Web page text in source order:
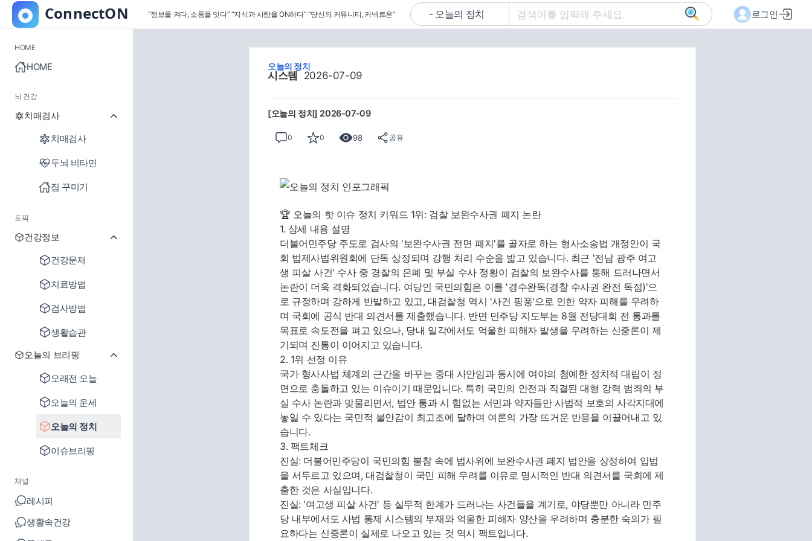
“정보를 켜다, 소통을 잇다” “지식과 사람을 ON하다” “당신의 커뮤니티, 커넥트온” 로그인
HOME
HOME
뇌 건강
치매검사
치매검사
두뇌 비타민
집 꾸미기
토픽
건강정보
건강문제
치료방법
검사방법
생활습관
오늘의 브리핑
오래전 오늘
오늘의 운세
오늘의 정치
이슈브리핑
채널
레시피
생활속건강
오늘의 정치
시스템 2026-07-09
[오늘의 정치] 2026-07-09
0 0 98 공유
🏆 오늘의 핫 이슈 정치 키워드 1위: 검찰 보완수사권 폐지 논란
1. 상세 내용 설명
더불어민주당 주도로 검사의 '보완수사권 전면 폐지'를 골자로 하는 형사소송법 개정안이 국
회 법제사법위원회에 단독 상정되며 강행 처리 수순을 밟고 있습니다. 최근 '전남 광주 여고
생 피살 사건' 수사 중 경찰의 은폐 및 부실 수사 정황이 검찰의 보완수사를 통해 드러나면서
논란이 더욱 격화되었습니다. 여당인 국민의힘은 이를 '경수완독(경찰 수사권 완전 독점)'으
로 규정하며 강하게 반발하고 있고, 대검찰청 역시 '사건 핑퐁'으로 인한 약자 피해를 우려하
며 국회에 공식 반대 의견서를 제출했습니다. 반면 민주당 지도부는 8월 전당대회 전 통과를
목표로 속도전을 펴고 있으나, 당내 일각에서도 억울한 피해자 발생을 우려하는 신중론이 제
기되며 진통이 이어지고 있습니다.
2. 1위 선정 이유
국가 형사사법 체계의 근간을 바꾸는 중대 사안임과 동시에 여야의 첨예한 정치적 대립이 정
면으로 충돌하고 있는 이슈이기 때문입니다. 특히 국민의 안전과 직결된 대형 강력 범죄의 부
실 수사 논란과 맞물리면서, 법안 통과 시 힘없는 서민과 약자들만 사법적 보호의 사각지대에
놓일 수 있다는 국민적 불안감이 최고조에 달하며 여론의 가장 뜨거운 반응을 이끌어내고 있
습니다.
3. 팩트체크
진실: 더불어민주당이 국민의힘 불참 속에 법사위에 보완수사권 폐지 법안을 상정하여 입법
을 서두르고 있으며, 대검찰청이 국민 피해 우려를 이유로 명시적인 반대 의견서를 국회에 제
출한 것은 사실입니다.
진실: '여고생 피살 사건' 등 실무적 한계가 드러나는 사건들을 계기로, 야당뿐만 아니라 민주
당 내부에서도 사법 통제 시스템의 부재와 억울한 피해자 양산을 우려하며 충분한 숙의가 필
요하다는 신중론이 실제로 나오고 있는 것 역시 팩트입니다.